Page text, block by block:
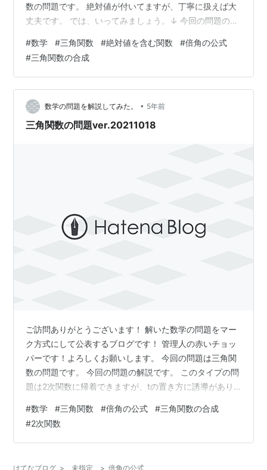
数の問題です。 絶対値が付いてますが、丁寧に扱えば大
丈夫です。 では、いってみましょう。↓ 今回の問題の解
中身が正か負かで場合分けをすることが基本です。 しか
し、このままの形では分かりづらいです。 なので、わか
るような形に変形しておきます。 このようなタイプの問
題はこのブログでもよく出てきていますが、「t=⚪︎⚪︎とお
くと」という誘導がついていることがほとんどですの
で、誘導の通り置き換えを…
#数学 #三角関数 #絶対値を含む関数 #倍角の公式
#三角関数の合成
数学の問題を解説してみた。 • 5年前
三角関数の問題ver.20211018
ご訪問ありがとうございます！ 解いた数学の問題をマー
ク方式にして公表するブログです！ 管理人の赤いチョッ
パーです！よろしくお願いします。 今回の問題は三角関
数の問題です。 今回の問題の解説です。 このタイプの問
題は2次関数に帰着できますが、tの置き方に誘導があり
sin2θ=2sinθcosθなので、sinθcosθをtで表せないかを考
えてみます。 t=sinθ+cosθの両辺を2乗するとsinθcosθを
tで表すことができます。 tの2次関数で表すことができた
#数学 #三角関数 #倍角の公式 #三角関数の合成
#2次関数
はてなブログ > 未指定 > 倍角の公式